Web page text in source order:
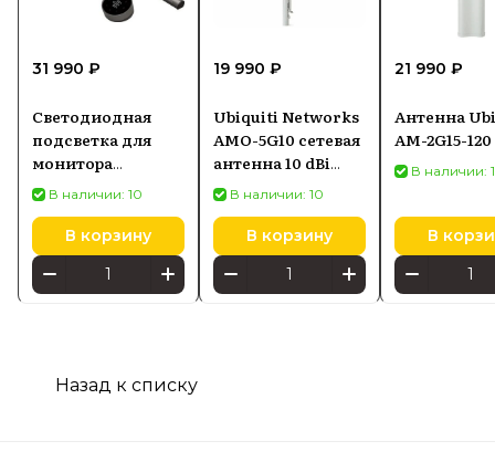
31 990 ₽
Светодиодная
подсветка для
монитора
SCREENBAR HALO
2
В наличии: 10
В корзину
19 990 ₽
Ubiquiti Networks
AMO-5G10 сетевая
антенна 10 dBi
Секторная
антенна
В наличии: 10
В корзину
21 990 ₽
Антенна
AM-2G15-120
В наличии:
В
Назад к списку